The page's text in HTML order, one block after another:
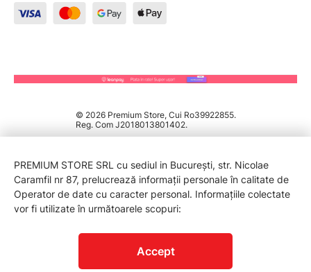
© 2026 Premium Store, Cui Ro39922855.
Reg. Com J2018013801402.
PREMIUM STORE SRL cu sediul in București, str. Nicolae
Caramfil nr 87, prelucrează informații personale în calitate de
Operator de date cu caracter personal. Informațiile colectate
vor fi utilizate în următoarele scopuri:
Accept